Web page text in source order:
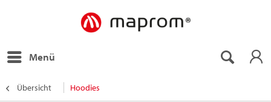
Menü
Übersicht Hoodies